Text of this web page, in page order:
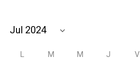
L M M J V